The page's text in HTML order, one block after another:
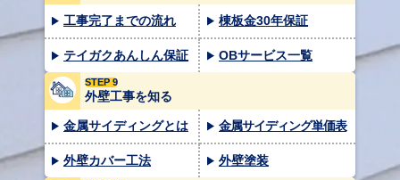
工事完了までの流れ 棟板金30年保証
テイガクあんしん保証 OBサービス一覧
STEP 9
外壁工事を知る
金属サイディングとは 金属サイディング単価表
外壁カバー工法 外壁塗装